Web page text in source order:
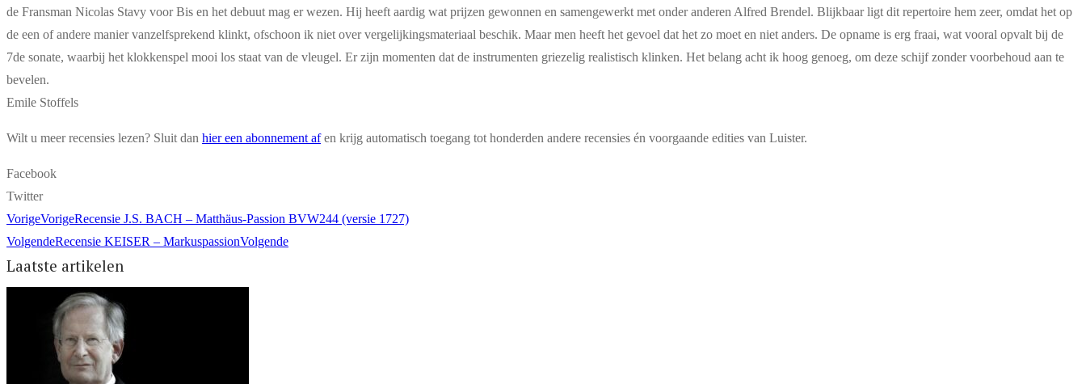
de Fransman Nicolas Stavy voor Bis en het debuut mag er wezen. Hij heeft aardig wat prijzen gewonnen en samengewerkt met onder anderen Alfred Brendel. Blijkbaar ligt dit repertoire hem zeer, omdat het op
de een of andere manier vanzelfsprekend klinkt, ofschoon ik niet over vergelijkingsmateriaal beschik. Maar men heeft het gevoel dat het zo moet en niet anders. De opname is erg fraai, wat vooral opvalt bij de
7de sonate, waarbij het klokkenspel mooi los staat van de vleugel. Er zijn momenten dat de instrumenten griezelig realistisch klinken. Het belang acht ik hoog genoeg, om deze schijf zonder voorbehoud aan te
bevelen.
Emile Stoffels
Wilt u meer recensies lezen? Sluit dan hier een abonnement afen krijg automatisch toegang tot honderden andere recensies én voorgaande edities van Luister.
Facebook
Twitter
VorigeVorigeRecensie J.S. BACH – Matthäus-Passion BVW244 (versie 1727)
VolgendeRecensie KEISER – MarkuspassionVolgende
Laatste artikelen